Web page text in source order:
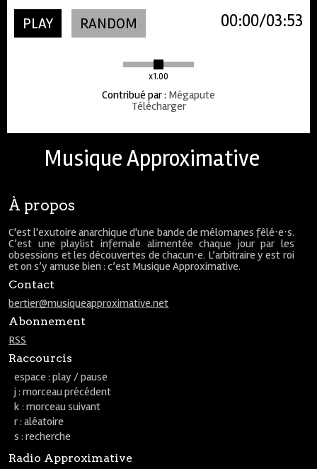
PLAY RANDOM
x1.00
03:53
00:00
Contribué par: Mégapute
Télécharger
Musique Approximative
À propos
C'est l'exutoire anarchique d'une bande de mélomanes fêlé⋅e⋅s.
C’est une playlist infernale alimentée chaque jour par les
obsessions et les découvertes de chacun⋅e. L’arbitraire y est roi
et on s’y amuse bien : c’est Musique Approximative.
Contact
bertier@musiqueapproximative.net
Abonnement
RSS
Raccourcis
espace : play / pause
j : morceau précédent
k : morceau suivant
r : aléatoire
s : recherche
Radio Approximative